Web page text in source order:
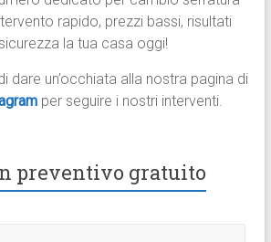
rapido, prezzi bassi, risultati
la tua casa oggi!
dare un’occhiata alla nostra pagina di
per seguire i nostri interventi.
preventivo gratuito